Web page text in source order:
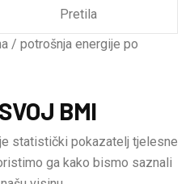
Pretila
/ potrošnja energije po
BMI
statistički pokazatelj tjelesne
ga kako bismo saznali